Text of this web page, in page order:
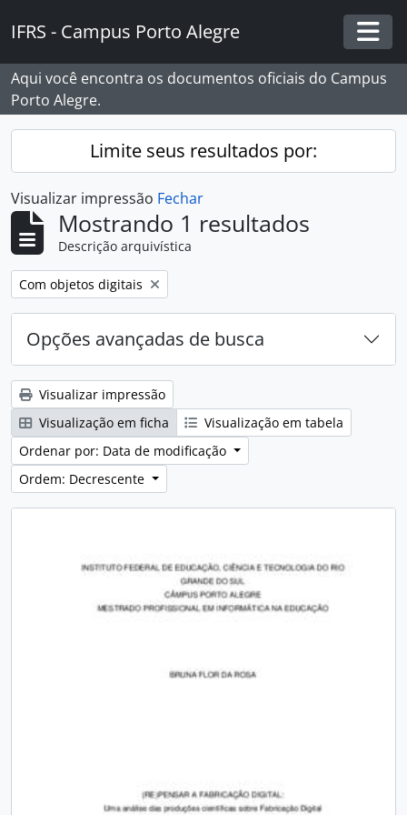
IFRS - Campus Porto Alegre
Aqui você encontra os documentos oficiais do Campus
Porto Alegre.
Limite seus resultados por:
Visualizar impressão Fechar
Mostrando 1 resultados
Descrição arquivística
Remover filtro:
Com objetos digitais
Opções avançadas de busca
Visualizar impressão
Visualização em ficha
Visualização em tabela
Ordenar por: Data de modificação
Ordem: Decrescente